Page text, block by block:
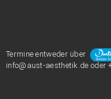
Termine entweder über
info@aust-aesthetik.de oder